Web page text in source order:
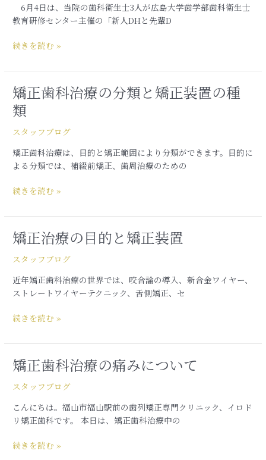
い
6月4日は、当院の歯科衛生士3人が広島大学歯学部歯科衛生士
教育研修センター主催の「新人DHと先輩D
士
の
勉
の
参
加
続きを読む »
矯正歯科治療の分類と矯正装置の種
類
スタッフブログ
矯正歯科治療は、目的と矯正範囲により分類ができます。目的に
よる分類では、補綴前矯正、歯周治療のための
矯
正
歯
科
療
の
類
矯
正
装
置
種
類
続きを読む »
矯正治療の目的と矯正装置
スタッフブログ
近年矯正歯科治療の世界では、咬合論の導入、新合金ワイヤー、
ストレートワイヤーテクニック、舌側矯正、セ
矯
正
治
療
の
目
的
装
続きを読む »
矯正歯科治療の痛みについて
スタッフブログ
こんにちは。福山市福山駅前の歯列矯正専門クリニック、イロド
リ矯正歯科です。 本日は、矯正歯科治療中の
矯
正
歯
治
療
の
続きを読む »